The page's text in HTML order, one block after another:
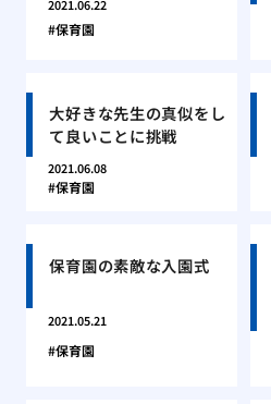
2021.06.22
保育園
大好きな先生の真似をし
て良いことに挑戦
2021.06.08
保育園
保育園の素敵な入園式
2021.05.21
保育園